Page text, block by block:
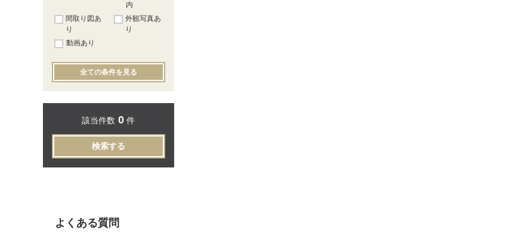
内
間取り図あ
り
外観写真あ
り
動画あり
全ての条件を見る
該当件数 0 件
検索する
よくある質問